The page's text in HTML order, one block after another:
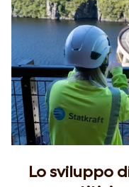
Lo sviluppo